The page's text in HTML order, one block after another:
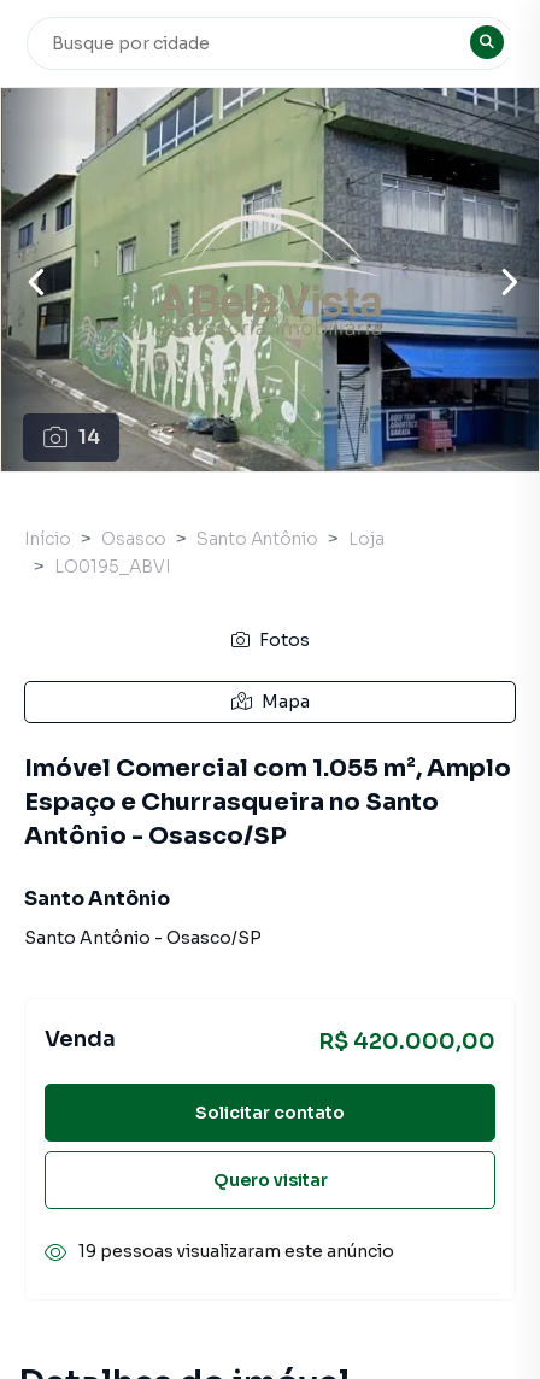
14
Início Osasco Santo Antônio
Loja
LO0195_ABVI
Fotos
Mapa
Imóvel Comercial com 1.055 m², Amplo
Espaço e Churrasqueira no Santo
Antônio - Osasco/SP
Santo Antônio
Santo Antônio - Osasco/SP
Venda R$ 420.000,00
Solicitar contato
Quero visitar
19 pessoas visualizaram este anúncio